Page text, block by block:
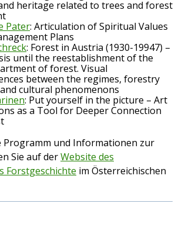
heritage related to trees and forest
Pater: Articulation of Spiritual Values
Plans
: Forest in Austria (1930-19947) –
until the reestablishment of the
of forest. Visual
between the regimes, forestry
cultural phenomenons
: Put yourself in the picture – Art
as a Tool for Deeper Connection
Programm und Informationen zur
Sie auf derWebsite des
Forstgeschichte im Österreichischen